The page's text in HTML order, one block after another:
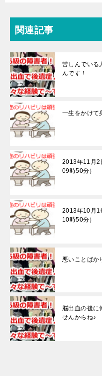
関連記事
苦しんでいる
んです！
一生をかけて
2013年11月2
09時50分）
2013年10月
10時50分）
悪いことばか
脳出血の後に
せんからね♪